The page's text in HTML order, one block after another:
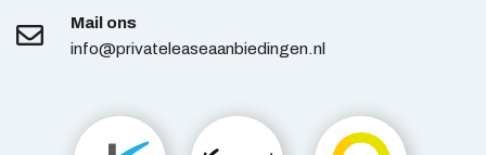
Mail ons
info@privateleaseaanbiedingen.nl